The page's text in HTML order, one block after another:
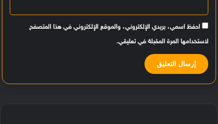
احفظ اسمي، بريدي الإلكتروني، والموقع الإلكتروني في هذا المتصفح
لاستخدامها المرة المقبلة في تعليقي.